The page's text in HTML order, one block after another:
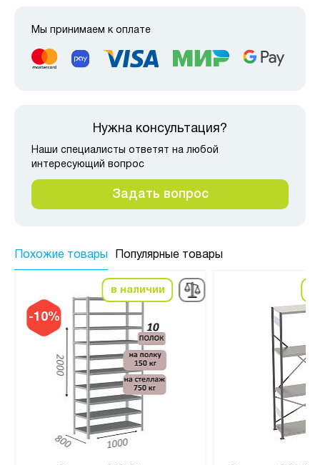
Мы принимаем к оплате
Нужна консультация?
Наши специалисты ответят на любой
интересующий вопрос
Задать вопрос
Похожие товары Популярные товары
-10%
в наличии